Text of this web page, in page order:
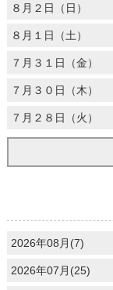
８月２日（日）
８月１日（土）
７月３１日（金）
７月３０日（木）
７月２８日（火）
2026年08月(7)
2026年07月(25)